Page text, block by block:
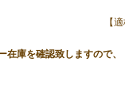
【
庫を確認致しますので、